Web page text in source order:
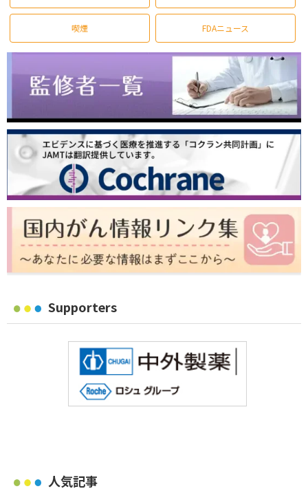
喫煙 FDAニュース
Supporters
人気記事